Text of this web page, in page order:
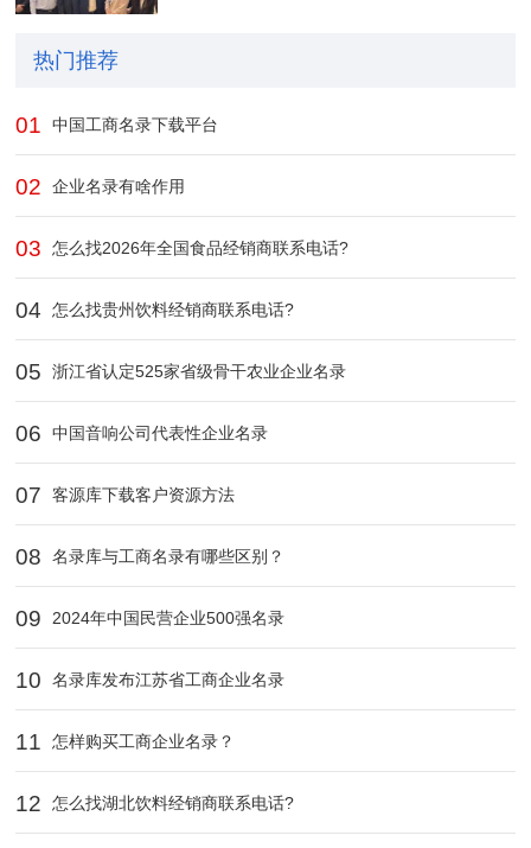
热门推荐
01 中国工商名录下载平台
02 企业名录有啥作用
03 怎么找2026年全国食品经销商联系电话?
04 怎么找贵州饮料经销商联系电话?
05 浙江省认定525家省级骨干农业企业​名录
06 中国音响公司代表性企业名录
07 客源库下载客户资源方法
08 名录库与工商名录有哪些区别？
09 2024年中国民营企业500强名录
10 名录库发布江苏省工商企业名录
11 怎样购买工商企业名录？
12 怎么找湖北饮料经销商联系电话?